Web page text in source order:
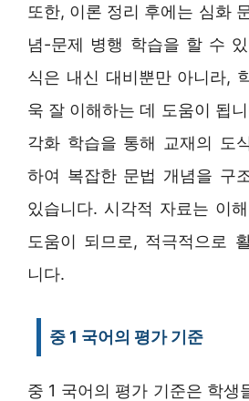
또한, 이론 정리 후에는 심화
념-문제 병행 학습을 할 수
식은 내신 대비뿐만 아니라,
욱 잘 이해하는 데 도움이 됩
각화 학습을 통해 교재의 도
하여 복잡한 문법 개념을 구
있습니다. 시각적 자료는 이
도움이 되므로, 적극적으로
니다.
중 1 국어의 평가 기준
중 1 국어의 평가 기준은 학생